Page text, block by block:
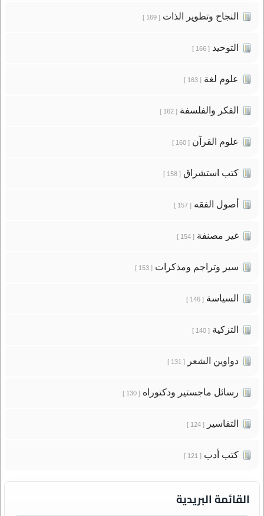
النجاح وتطوير الذات[ 169 ]
التوحيد[ 166 ]
علوم لغة[ 163 ]
الفكر والفلسفة[ 162 ]
علوم القرآن[ 160 ]
كتب استشراق[ 158 ]
أصول الفقه[ 157 ]
غير مصنفة[ 154 ]
سير وتراجم ومذكرات[ 153 ]
السياسة[ 146 ]
التزكية[ 140 ]
دواوين الشعر[ 131 ]
رسائل ماجستير ودكتوراه[ 130 ]
التفاسير[ 124 ]
كتب أدب[ 121 ]
القائمة البريدية